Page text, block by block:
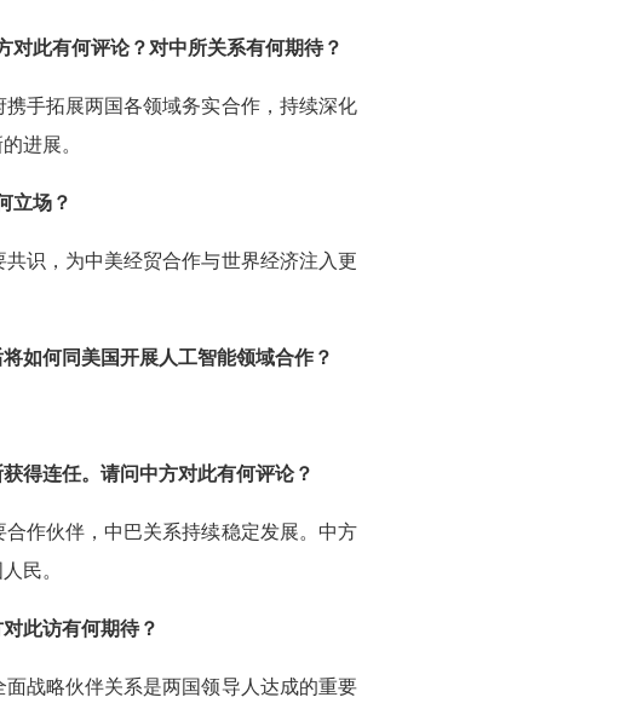
对此有何评论？对中所关系有何期待？
手拓展两国各领域务实合作，持续深化
进展。
立场？
识，为中美经贸合作与世界经济注入更
如何同美国开展人工智能领域合作？
得连任。请问中方对此有何评论？
作伙伴，中巴关系持续稳定发展。中方
民。
此访有何期待？
战略伙伴关系是两国领导人达成的重要